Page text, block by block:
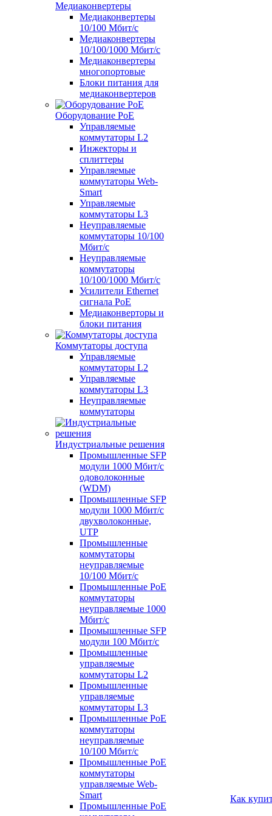
Медиаконвертеры
Медиаконвертеры
10/100 Мбит/с
Медиаконвертеры
10/100/1000 Мбит/c
Медиаконвертеры
многопортовые
Блоки питания для
медиаконвертеров
Оборудование PoE
Управляемые
коммутаторы L2
Инжекторы и
сплиттеры
Управляемые
коммутаторы Web-
Smart
Управляемые
коммутаторы L3
Неуправляемые
коммутаторы 10/100
Мбит/с
Неуправляемые
коммутаторы
10/100/1000 Мбит/с
Усилители Ethernet
сигнала PoE
Медиаконверторы и
блоки питания
Коммутаторы доступа
Управляемые
коммутаторы L2
Управляемые
коммутаторы L3
Неуправляемые
коммутаторы
Индустриальные решения
Промышленные SFP
модули 1000 Мбит/c
одоволоконные
(WDM)
Промышленные SFP
модули 1000 Мбит/c
двухволоконные,
UTP
Промышленные
коммутаторы
неуправляемые
10/100 Мбит/с
Промышленные PoE
коммутаторы
неуправляемые 1000
Мбит/с
Промышленные SFP
модули 100 Мбит/c
Промышленные
управляемые
коммутаторы L2
Промышленные
управляемые
коммутаторы L3
Промышленные PoE
коммутаторы
неуправляемые
10/100 Мбит/с
Промышленные PoE
коммутаторы
управляемые Web-
Smart
Промышленные PoE
Как